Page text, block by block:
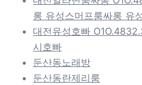
롱 유성스머프룸싸롱 유
대전유성호빠
시호빠
둔산동노래방
둔산동란제리룸